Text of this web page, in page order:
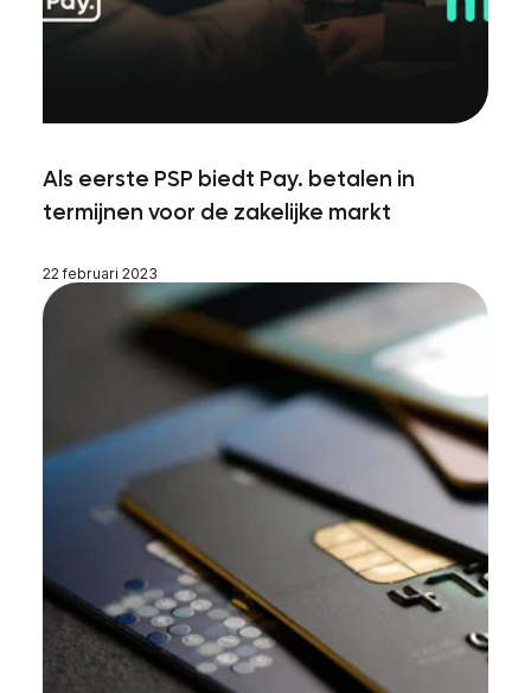
Als eerste PSP biedt Pay. betalen in
termijnen voor de zakelijke markt
22 februari 2023